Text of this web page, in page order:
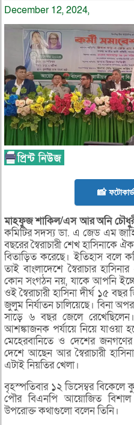
December 12, 2024,
📸
মাহফুজশাকিল/এসআরঅনি
কমিটির সদস্য ডা. এ জেড এম
বছরের স্বৈরাচারী শেখ হাসিনাকে
বিতাড়িত করেছে। ইতিহাস বলে
তাই বাংলাদেশে স্বৈরাচার
কোন সংগঠন নয়, যাকে আপনি
ওই স্বৈরাচারী হাসিনা দীর্ঘ ১৫
জুলুম নির্যাতন চালিয়েছে। বিনা
সাড়ে ৬ বছর জেলে
আশঙ্কাজনক পর্যায়ে নিয়ে যাওয়া
মেহেরবানিতে ও দেশের
দেশে আছেন আর স্বৈরাচারী
এটাই নিয়তির খেলা।
বৃহস্পতিবার ১২ ডিসেম্বর
পৌর বিএনপি আয়োজিত বিশাল
উপরোক্ত কথাগুলো বলেন তিনি।